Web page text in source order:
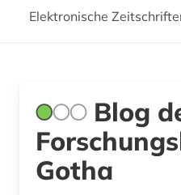
Elektronische
Blog
Gotha